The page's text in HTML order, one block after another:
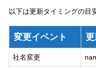
以下は更新タイミングの目
変更イベント
社名変更